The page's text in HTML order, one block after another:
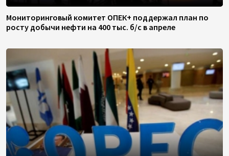
Мониторинговый комитет ОПЕК+ поддержал план по
росту добычи нефти на 400 тыс. б/с в апреле